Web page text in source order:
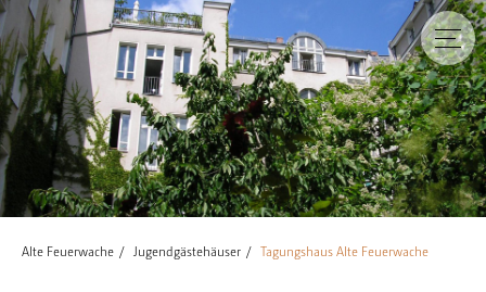
Alte Feuerwache Jugendgästehäuser Tagungshaus Alte Feuerwache